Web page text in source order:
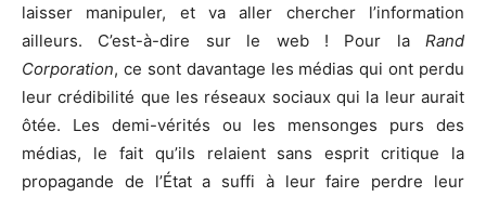
laisser manipuler, et va aller chercher l’information
ailleurs. C’est-à-dire sur le web ! Pour la Rand
Corporation, ce sont davantage les médias qui ont perdu
leur crédibilité que les réseaux sociaux qui la leur aurait
ôtée. Les demi-vérités ou les mensonges purs des
médias, le fait qu’ils relaient sans esprit critique la
propagande de l’État a suffi à leur faire perdre leur